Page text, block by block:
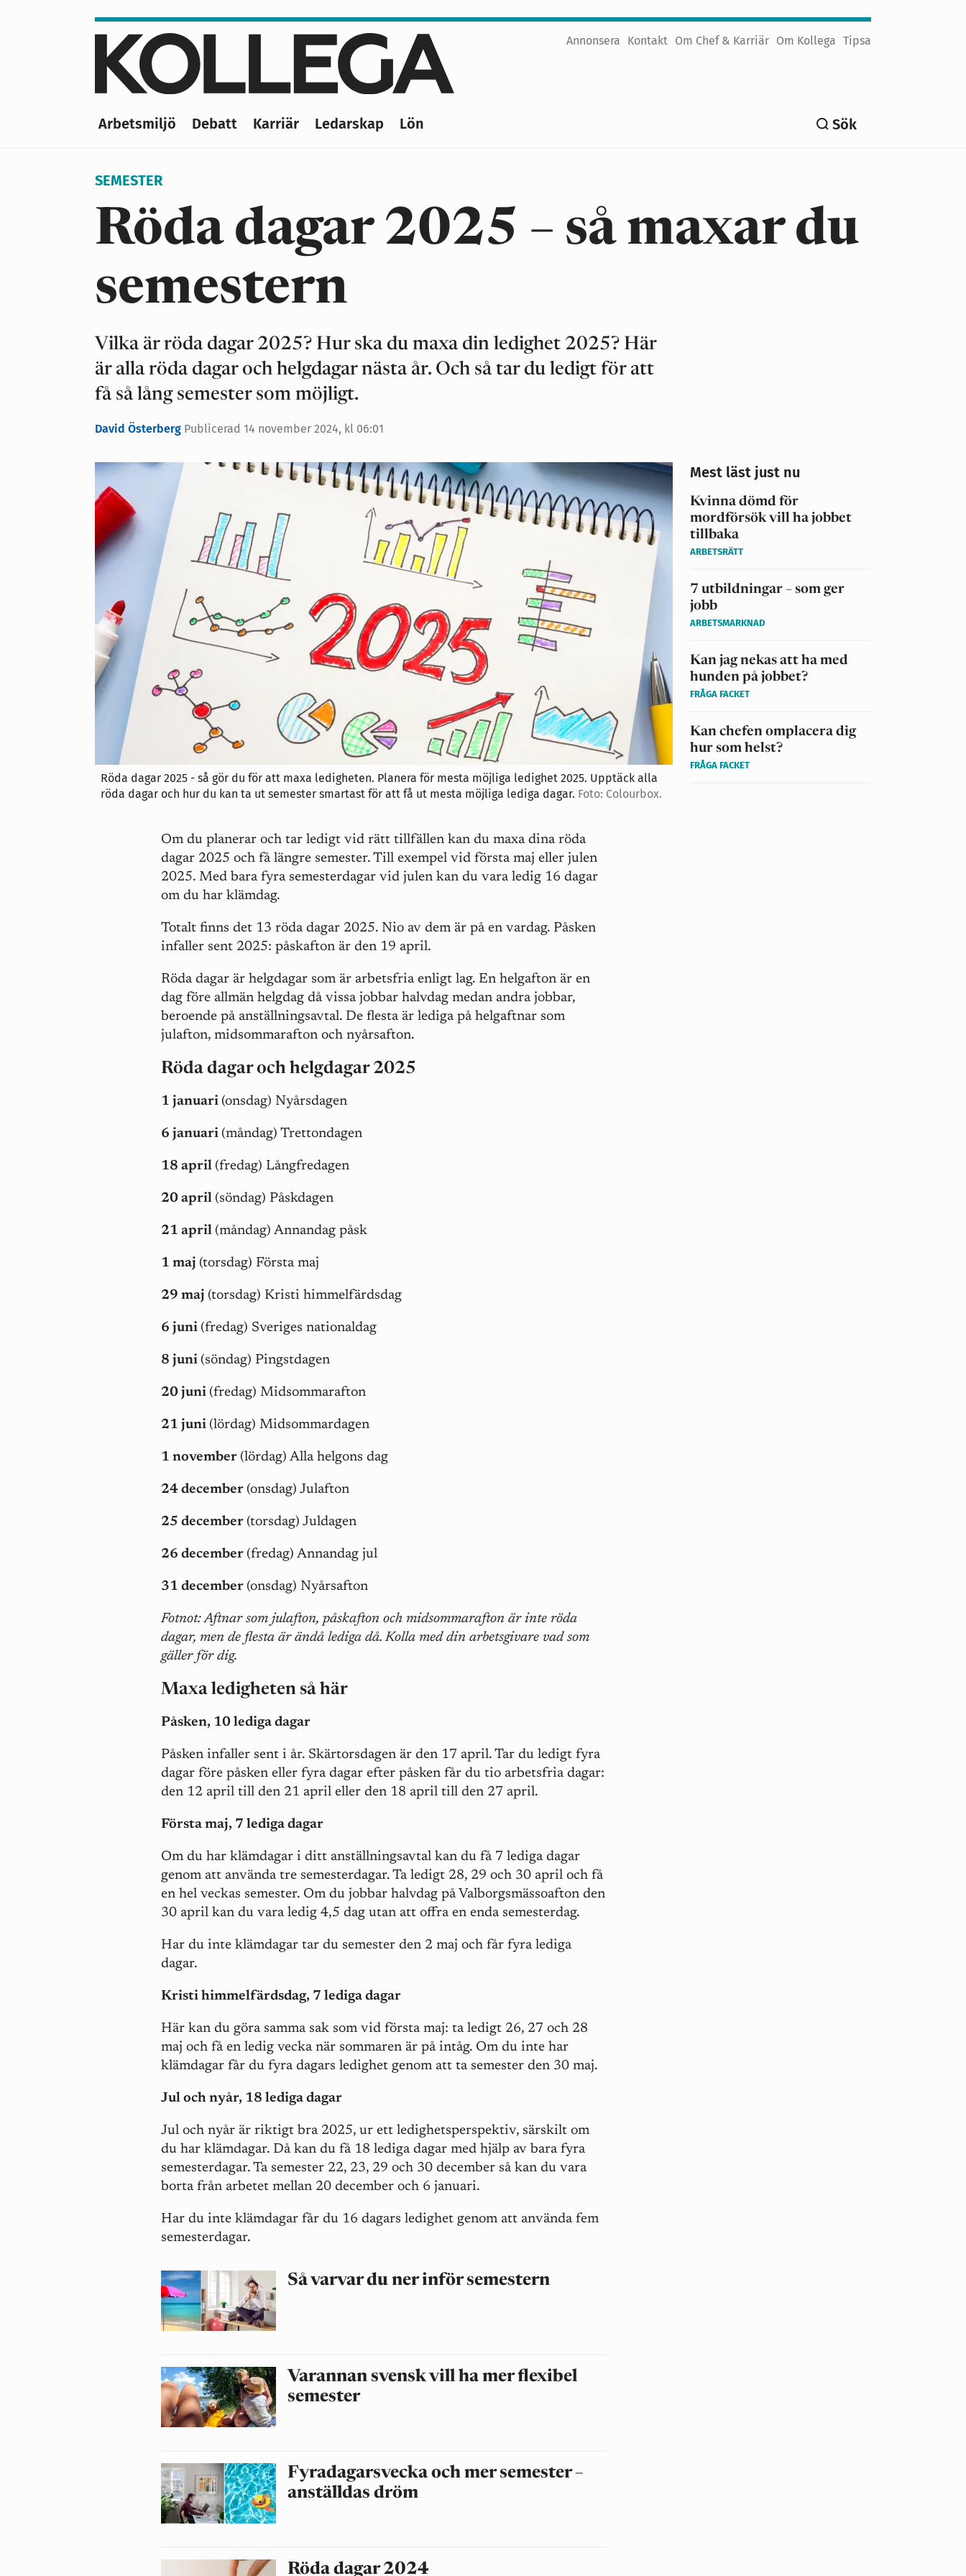
Annonsera Kontakt Om Chef & Karriär Om Kollega Tipsa
Arbetsmiljö Debatt Karriär Ledarskap Lön Sök
SEMESTER
Röda dagar 2025 – så maxar du
semestern
Vilka är röda dagar 2025? Hur ska du maxa din ledighet 2025? Här
är alla röda dagar och helgdagar nästa år. Och så tar du ledigt för att
få så lång semester som möjligt.
David Österberg Publicerad 14 november 2024, kl 06:01
Röda dagar 2025 - så gör du för att maxa ledigheten. Planera för mesta möjliga ledighet 2025. Upptäck alla
röda dagar och hur du kan ta ut semester smartast för att få ut mesta möjliga lediga dagar. Foto: Colourbox.
Om du planerar och tar ledigt vid rätt tillfällen kan du maxa dina röda
dagar 2025 och få längre semester. Till exempel vid första maj eller julen
2025. Med bara fyra semesterdagar vid julen kan du vara ledig 16 dagar
om du har klämdag.
Totalt finns det 13 röda dagar 2025. Nio av dem är på en vardag. Påsken
infaller sent 2025: påskafton är den 19 april.
Röda dagar är helgdagar som är arbetsfria enligt lag. En helgafton är en
dag före allmän helgdag då vissa jobbar halvdag medan andra jobbar,
beroende på anställningsavtal. De flesta är lediga på helgaftnar som
julafton, midsommarafton och nyårsafton.
Röda dagar och helgdagar 2025
1 januari (onsdag) Nyårsdagen
6 januari (måndag) Trettondagen
18 april (fredag) Långfredagen
20 april (söndag) Påskdagen
21 april (måndag) Annandag påsk
1 maj (torsdag) Första maj
29 maj (torsdag) Kristi himmelfärdsdag
6 juni (fredag) Sveriges nationaldag
8 juni (söndag) Pingstdagen
20 juni (fredag) Midsommarafton
21 juni (lördag) Midsommardagen
1 november (lördag) Alla helgons dag
24 december (onsdag) Julafton
25 december (torsdag) Juldagen
26 december (fredag) Annandag jul
31 december (onsdag) Nyårsafton
Fotnot: Aftnar som julafton, påskafton och midsommarafton är inte röda
dagar, men de flesta är ändå lediga då. Kolla med din arbetsgivare vad som
gäller för dig.
Maxa ledigheten så här
Påsken, 10 lediga dagar
Påsken infaller sent i år. Skärtorsdagen är den 17 april. Tar du ledigt fyra
dagar före påsken eller fyra dagar efter påsken får du tio arbetsfria dagar:
den 12 april till den 21 april eller den 18 april till den 27 april.
Första maj, 7 lediga dagar
Om du har klämdagar i ditt anställningsavtal kan du få 7 lediga dagar
genom att använda tre semesterdagar. Ta ledigt 28, 29 och 30 april och få
en hel veckas semester. Om du jobbar halvdag på Valborgsmässoafton den
30 april kan du vara ledig 4,5 dag utan att offra en enda semesterdag.
Har du inte klämdagar tar du semester den 2 maj och får fyra lediga
dagar.
Kristi himmelfärdsdag, 7 lediga dagar
Här kan du göra samma sak som vid första maj: ta ledigt 26, 27 och 28
maj och få en ledig vecka när sommaren är på intåg. Om du inte har
klämdagar får du fyra dagars ledighet genom att ta semester den 30 maj.
Jul och nyår, 18 lediga dagar
Jul och nyår är riktigt bra 2025, ur ett ledighetsperspektiv, särskilt om
du har klämdagar. Då kan du få 18 lediga dagar med hjälp av bara fyra
semesterdagar. Ta semester 22, 23, 29 och 30 december så kan du vara
borta från arbetet mellan 20 december och 6 januari.
Har du inte klämdagar får du 16 dagars ledighet genom att använda fem
semesterdagar.
Så varvar du ner inför semestern
Varannan svensk vill ha mer flexibel
semester
Fyradagarsvecka och mer semester –
anställdas dröm
Röda dagar 2024
Mest läst just nu
Kvinna dömd för
mordförsök vill ha jobbet
tillbaka
ARBETSRÄTT
7 utbildningar – som ger
jobb
ARBETSMARKNAD
Kan jag nekas att ha med
hunden på jobbet?
FRÅGA FACKET
Kan chefen omplacera dig
hur som helst?
FRÅGA FACKET